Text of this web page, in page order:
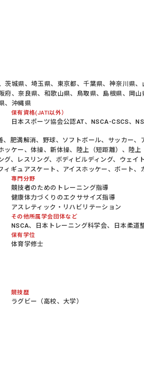
城県、埼玉県、東京都、千葉県、神奈川県
、奈良県、和歌山県、鳥取県、島根県、岡山
、沖縄県
保有資格(JATI以外）
日本スポーツ協会公認AT、NSCA-CSCS、
肥満解消、野球、ソフトボール、サッカー
ケー、体操、新体操、陸上（短距離）、陸
、レスリング、ボディビルディング、ウェイ
ギュアスケート、アイスホッケー、ボート、
専門分野
競技者のためのトレーニング指導
健康体力づくりのエクササイズ指導
アスレティック・リハビリテーション
その他所属学会団体など
NSCA、日本トレーニング科学会、日本柔道
保有学位
体育学修士
競技歴
ラグビー（高校、大学）